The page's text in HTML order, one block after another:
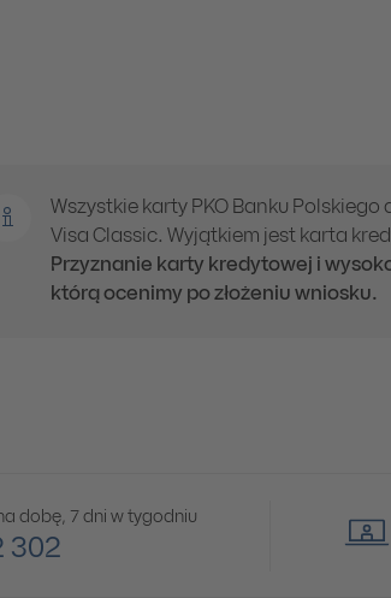
Wszystkie karty PKO Banku
Visa Classic. Wyjątkiem jest karta
Przyznanie karty kredytowej i
którą ocenimy po złożeniu wniosku.
dobę, 7 dni w tygodniu
302